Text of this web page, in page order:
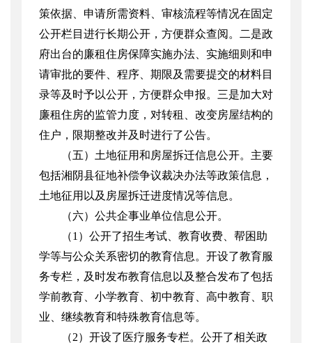
策依据、申请所需资料、审核流程等情况在固定
公开栏目进行长期公开，方便群众查阅。二是政
府出台的廉租住房保障实施办法、实施细则和申
请审批的要件、程序、期限及需要提交的材料目
录等及时予以公开，方便群众申报。三是加大对
廉租住房的监管力度，对转租、改变房屋结构的
住户，限期整改并及时进行了公告。
（五）土地征用和房屋拆迁信息公开。主要
包括湘阴县征地补偿争议裁决办法等政策信息，
土地征用以及房屋拆迁进度情况等信息。
（六）公共企事业单位信息公开。
（1 ）公开了招生考试、教育收费、帮困助
学等与公众关系密切的教育信息。开设了教育服
务专栏，及时发布教育信息以及整合发布了包括
学前教育、小学教育、初中教育、高中教育、职
业、继续教育和特殊教育信息等。
（2）开设了医疗服务专栏。公开了相关政